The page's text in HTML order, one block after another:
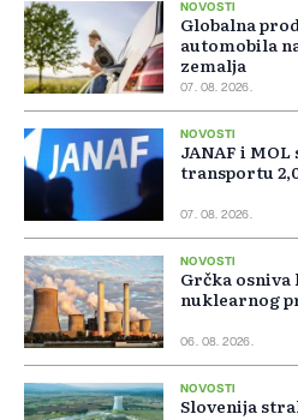
NOVOSTI
Globalna
automobila
zemalja
07. 08. 2026.
NOVOSTI
JANAF i
transportu
07. 08. 2026.
NOVOSTI
Grčka
nuklearnog
06. 08. 2026.
NOVOSTI
Slovenija